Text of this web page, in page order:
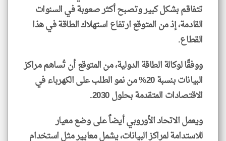
تتفاقم بشكل كبير وتصبح أكثر صعوبة في السنوات
القادمة، إذ من المتوقع ارتفاع استهلاك الطاقة في هذا
القطاع.
ووفقًا لوكالة الطاقة الدولية، من المتوقع أن تُساهم مراكز
البيانات بنسبة 20% من نمو الطلب على الكهرباء في
الاقتصادات المتقدمة بحلول 2030.
ويعمل الاتحاد الأوروبي أيضاً على وضع معيار
للاستدامة لمراكز البيانات، يشمل معايير مثل استخدام